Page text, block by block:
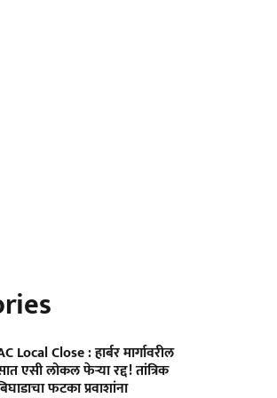
Local Close : हार्बर मार्गावरील
एसी लोकल फेऱ्या रद्द! तांत्रिक
फटका प्रवाशांना